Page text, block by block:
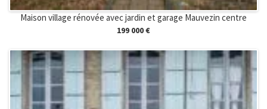
Maison village rénovée avec jardin et garage Mauvezin centre
199 000 €